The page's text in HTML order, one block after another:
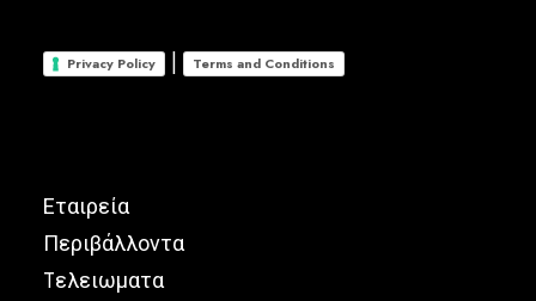
Privacy Policy | Terms and Conditions
Εταιρεία
Περιβάλλοντα
Tελειωματα